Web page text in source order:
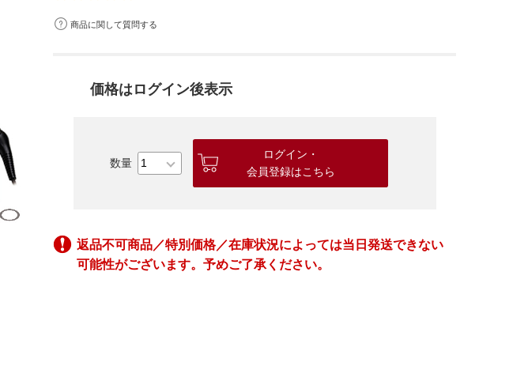
商品に関して質問する
価格はログイン後表示
ログイン・
会員登録はこちら
返品不可商品／特別価格／在庫状況によっては当日発送できない
可能性がございます。予めご了承ください。